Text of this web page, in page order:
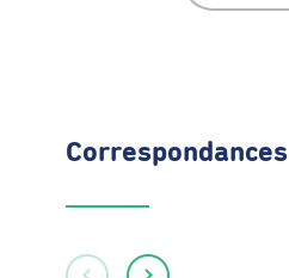
Correspondances